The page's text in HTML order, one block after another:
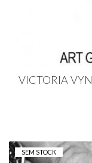
VICTORIA
SEM STOCK